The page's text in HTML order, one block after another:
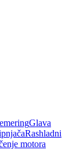
Glava
Rashladni
motora